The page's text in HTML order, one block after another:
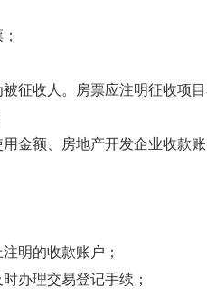
征收人。房票应注明征收项
金额、房地产开发企业收款
明的收款账户；
办理交易登记手续；